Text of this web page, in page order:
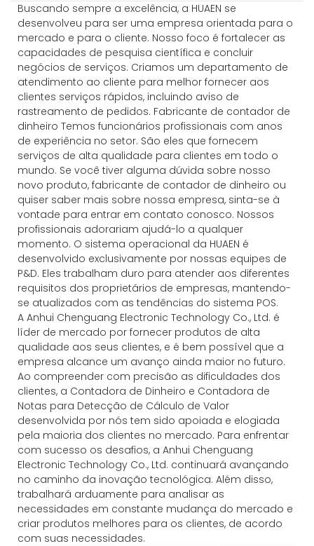
Buscando sempre a excelência, a HUAEN se
desenvolveu para ser uma empresa orientada para o
mercado e para o cliente. Nosso foco é fortalecer as
capacidades de pesquisa científica e concluir
negócios de serviços. Criamos um departamento de
atendimento ao cliente para melhor fornecer aos
clientes serviços rápidos, incluindo aviso de
rastreamento de pedidos. Fabricante de contador de
dinheiro Temos funcionários profissionais com anos
de experiência no setor. São eles que fornecem
serviços de alta qualidade para clientes em todo o
mundo. Se você tiver alguma dúvida sobre nosso
novo produto, fabricante de contador de dinheiro ou
quiser saber mais sobre nossa empresa, sinta-se à
vontade para entrar em contato conosco. Nossos
profissionais adorariam ajudá-lo a qualquer
momento. O sistema operacional da HUAEN é
desenvolvido exclusivamente por nossas equipes de
P&D. Eles trabalham duro para atender aos diferentes
requisitos dos proprietários de empresas, mantendo-
se atualizados com as tendências do sistema POS.
A Anhui Chenguang Electronic Technology Co., Ltd. é
líder de mercado por fornecer produtos de alta
qualidade aos seus clientes, e é bem possível que a
empresa alcance um avanço ainda maior no futuro.
Ao compreender com precisão as dificuldades dos
clientes, a Contadora de Dinheiro e Contadora de
Notas para Detecção de Cálculo de Valor
desenvolvida por nós tem sido apoiada e elogiada
pela maioria dos clientes no mercado. Para enfrentar
com sucesso os desafios, a Anhui Chenguang
Electronic Technology Co., Ltd. continuará avançando
no caminho da inovação tecnológica. Além disso,
trabalhará arduamente para analisar as
necessidades em constante mudança do mercado e
criar produtos melhores para os clientes, de acordo
com suas necessidades.